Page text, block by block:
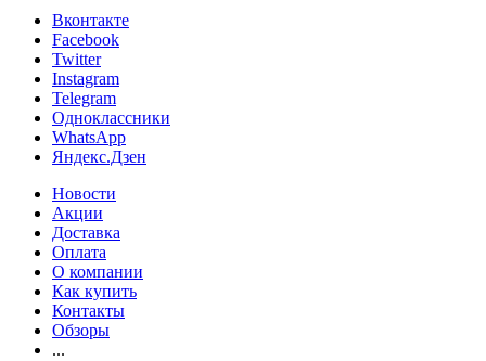
Вконтакте
Facebook
Twitter
Instagram
Telegram
Одноклассники
WhatsApp
Яндекс.Дзен
Новости
Акции
Доставка
Оплата
О компании
Как купить
Контакты
Обзоры
...